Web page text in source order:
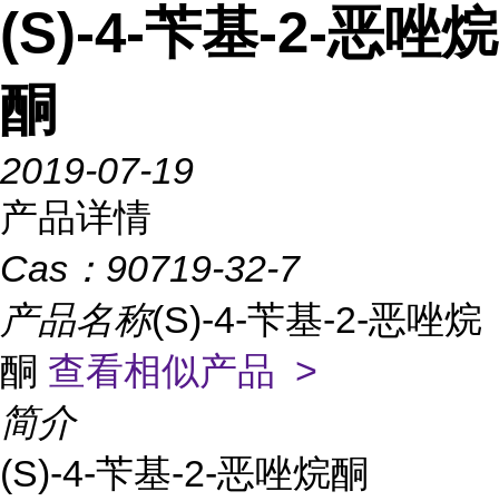
(S)-4-苄基-2-恶唑烷
酮
2019-07-19
产品详情
Cas： 90719-32-7
产品名称(S)-4-苄基-2-恶唑烷
酮 查看相似产品 >
简介
(S)-4-苄基-2-恶唑烷酮